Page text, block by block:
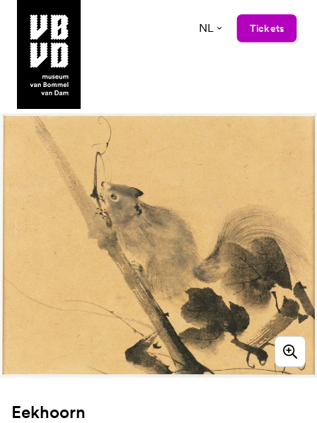
museum van Bommel van Dam
NL Tickets
Eekhoorn